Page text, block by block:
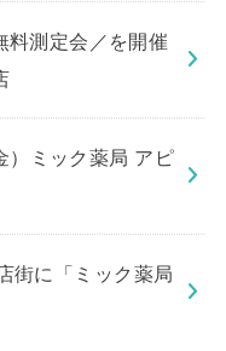
料測定会／を開催
）ミック薬局 アピ
街に「ミック薬局